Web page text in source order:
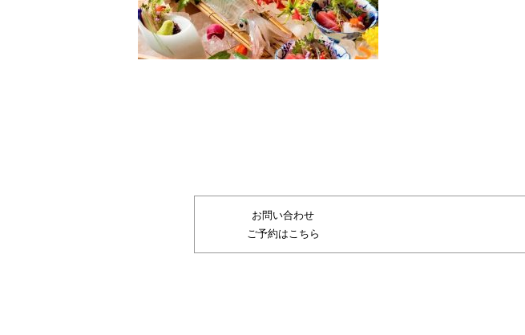
お問い合わせ
ご予約はこちら